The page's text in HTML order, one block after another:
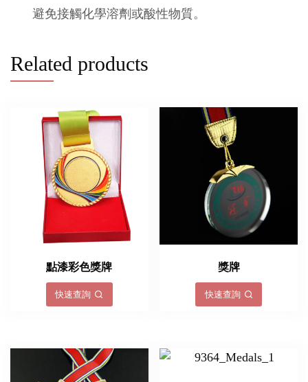
避免接觸化學溶劑或酸性物質。
Related products
點漆彩色獎牌
快速查詢
獎牌
快速查詢